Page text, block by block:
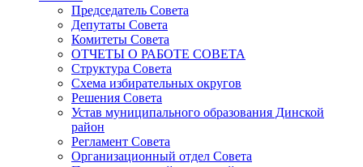
Председатель Совета
Депутаты Совета
Комитеты Совета
ОТЧЕТЫ О РАБОТЕ СОВЕТА
Структура Совета
Схема избирательных округов
Решения Совета
Устав муниципального образования Динской
район
Регламент Совета
Организационный отдел Совета